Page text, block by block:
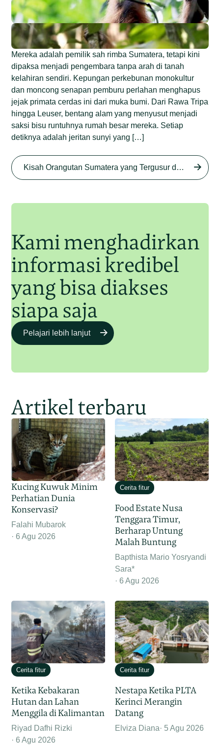
Sumatera di Rawa Tripa
Junaidi Hanafiah 27 Agu 2025
Begini Modus Perburuan
Mereka adalah pemilik sah rimba Sumatera, tetapi kini
dipaksa menjadi pengembara tanpa arah di tanah
kelahiran sendiri. Kepungan perkebunan monokultur
dan moncong senapan pemburu perlahan menghapus
jejak primata cerdas ini dari muka bumi. Dari Rawa Tripa
hingga Leuser, bentang alam yang menyusut menjadi
saksi bisu runtuhnya rumah besar mereka. Setiap
detiknya adalah jeritan sunyi yang […]
Kisah Orangutan Sumatera yang Tergusur dari Rumah Sendiri series
Kami menghadirkan
informasi kredibel
yang bisa diakses
siapa saja
Pelajari lebih lanjut
Artikel terbaru
Kucing Kuwuk Minim
Perhatian Dunia
Konservasi?
Falahi Mubarok
6 Agu 2026
Cerita fitur
Food Estate Nusa
Tenggara Timur,
Berharap Untung
Malah Buntung
Bapthista Mario Yosryandi
Sara*
6 Agu 2026
Cerita fitur
Ketika Kebakaran
Hutan dan Lahan
Menggila di Kalimantan
Riyad Dafhi Rizki
6 Agu 2026
Cerita fitur
Nestapa Ketika PLTA
Kerinci Merangin
Datang
Elviza Diana 5 Agu 2026